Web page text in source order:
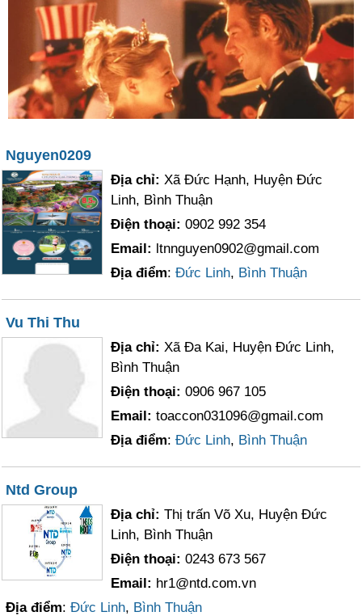
Nguyen0209
Địa chỉ:Xã Đức Hạnh, Huyện Đức
Linh, Bình Thuận
Điện thoại:0902 992 354
Email: ltnnguyen0902@gmail.com
Địa điểm:Đức Linh, Bình Thuận
Vu Thi Thu
Địa chỉ:Xã Đa Kai, Huyện Đức Linh,
Bình Thuận
Điện thoại:0906 967 105
Email:toaccon031096@gmail.com
Địa điểm:Đức Linh, Bình Thuận
Ntd Group
Địa chỉ:Thị trấn Võ Xu, Huyện Đức
Linh, Bình Thuận
Điện thoại:0243 673 567
Email: hr1@ntd.com.vn
Địa điểm:Đức Linh, Bình Thuận